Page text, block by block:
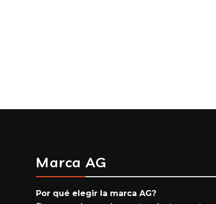
Marca AG
Por qué elegir la marca AG?